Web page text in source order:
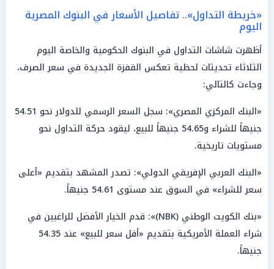
«خريطة التداول».. تفاصيل الأسعار في البنوك المصرية
اليوم
أظهرت شاشات التداول في البنوك الحكومية والخاصة اليوم
الثلاثاء تحديثات لحظية تعكس القفزة الجديدة في سعر الصرف،
وجاءت كالتالي:
«البنك المركزي المصري»: سجل السعر الرسمي للدولار نحو 54.51
جنيهاً للشراء و54.65 جنيهاً للبيع، ليقود حركة التداول نحو
مستويات تاريخية.
«البنك العربي الإفريقي الدولي»: تصدر المشهد بتقديم «أعلى
سعر للشراء» في السوق عند مستوى 54.61 جنيهاً.
«بنك الكويت الوطني (NBK)»: قدم الخيار الأفضل للراغبين في
شراء العملة الأمريكية بتقديم «أقل سعر للبيع» عند 54.35
جنيهاً.